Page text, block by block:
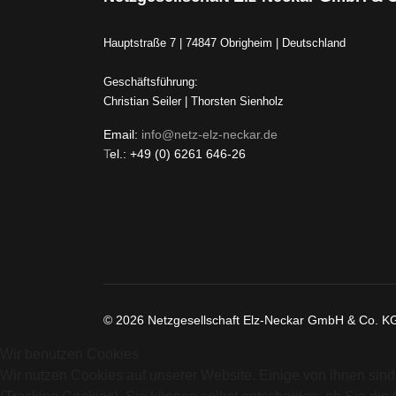
Hauptstraße 7 | 74847 Obrigheim | Deutschland
Geschäftsführung:
Christian Seiler | Thorsten Sienholz
Email: info@netz-elz-neckar.de
Tel.: +49 (0) 6261 646-26
© 2026 Netzgesellschaft Elz-Neckar GmbH & Co.
Wir nutzen Cookies auf unserer Website. Einige von ihnen